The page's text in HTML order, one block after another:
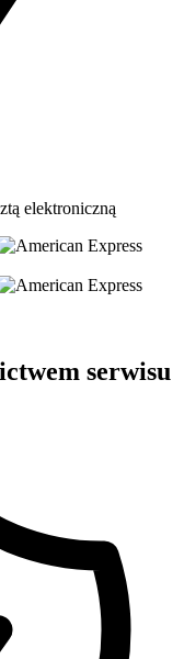
elektroniczną
serwisu